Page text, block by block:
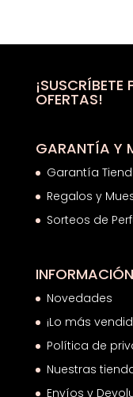
¡SUSCRÍBETE
OFERTAS!
GARANTÍA Y
Garantía
Regalos y
Sorteos de
INFORMACIÓN
Novedades
¡Lo más
Política de
Nuestras
Envíos y